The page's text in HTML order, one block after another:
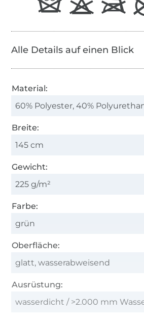
Alle Details auf einen Blick
Material:
60% Polyester, 40%
Breite:
145 cm
Gewicht:
225 g/m²
Farbe:
grün
Oberfläche:
glatt, wasserabweisend
Ausrüstung:
wasserdicht / >2.000 mm